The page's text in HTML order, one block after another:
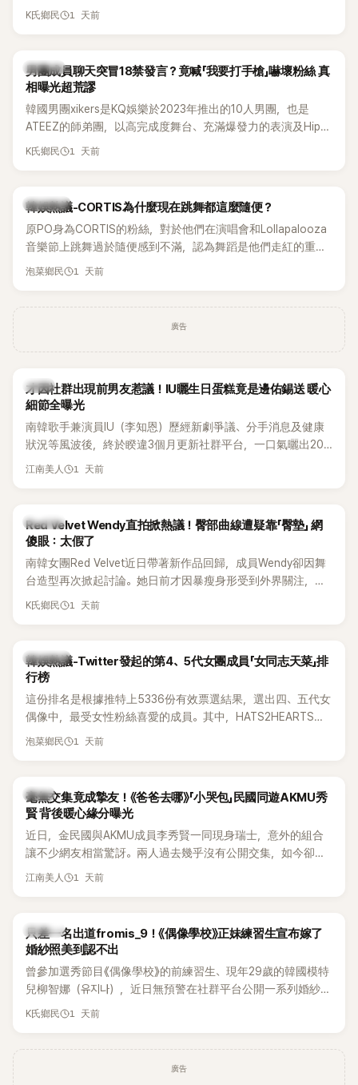
獲封「夏日女王」。不過，團體在出道滿7年後宣布解散，成員各
不僅展現兩人多年不變的好交情，她幾乎素顏入鏡的真實模
樣，也意外掀起網友熱議。
K氏鄉民 1 天前
K-POP
男團成員聊天突冒18禁發言？竟喊「我要打手槍」嚇壞粉絲 真
相曝光超荒謬
韓國男團xikers是KQ娛樂於2023年推出的10人男團，也是
ATEEZ的師弟團，以高完成度舞台、充滿爆發力的表演及Hip-
Hop風格聞名，出道後迅速累積大批海內外粉絲，近年也陸續
K氏鄉民 1 天前
熱議討論
韓娛熱議-CORTIS為什麼現在跳舞都這麼隨便？
原PO身為CORTIS的粉絲，對於他們在演唱會和Lollapalooza
音樂節上跳舞過於隨便感到不滿，認為舞蹈是他們走紅的重要
原因，希望他們能更認真地表演。
泡菜鄉民 1 天前
廣告
韓星
才因社群出現前男友惹議！IU曬生日蛋糕竟是邊佑錫送 暖心
細節全曝光
南韓歌手兼演員IU（李知恩）歷經新劇爭議、分手消息及健康
狀況等風波後，終於睽違3個月更新社群平台，一口氣曬出20
張近況照，讓大批粉絲又驚又喜。其中，一張生日蛋糕照意外
江南美人 1 天前
K-POP
Red Velvet Wendy直拍掀熱議！臀部曲線遭疑靠「臀墊」 網
傻眼：太假了
南韓女團Red Velvet近日帶著新作品回歸，成員Wendy卻因舞
台造型再次掀起討論。她日前才因暴瘦身形受到外界關注，又
被質疑在舞台上使用臀墊，如今最新打歌舞台曝光後，再度因
K氏鄉民 1 天前
熱議討論
韓娛熱議-Twitter發起的第4、5代女團成員「女同志天菜」排
行榜
這份排名是根據推特上5336份有效票選結果，選出四、五代女
偶像中，最受女性粉絲喜愛的成員。其中，HATS2HEARTS成
員包攬了前三名，展現了她們在女性社群中的高人氣。
泡菜鄉民 1 天前
韓星
毫無交集竟成摯友！《爸爸去哪》「小哭包」民國同遊AKMU秀
賢 背後暖心緣分曝光
近日，金民國與AKMU成員李秀賢一同現身瑞士，意外的組合
讓不少網友相當驚訝。兩人過去幾乎沒有公開交集，如今卻一
起踏上瑞士之旅，也讓粉絲紛紛好奇：「他們到底是怎麼認識
江南美人 1 天前
K-POP
只差一名出道fromis_9！《偶像學校》正妹練習生宣布嫁了
婚紗照美到認不出
曾參加選秀節目《偶像學校》的前練習生、現年29歲的韓國模特
兒柳智娜（유지나），近日無預警在社群平台公開一系列婚紗
照，親自宣布即將步入婚姻，消息曝光後讓不少曾追看節目的
K氏鄉民 1 天前
廣告